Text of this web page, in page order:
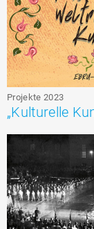
Projekte 2023
„Kulturelle